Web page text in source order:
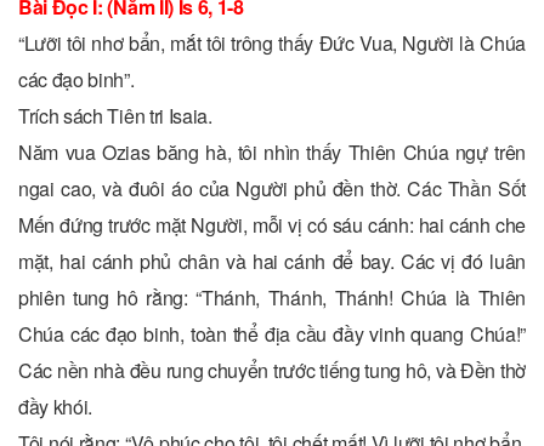
Bài Ðọc I: (Năm II) Is 6, 1-8
“Lưỡi tôi nhơ bẩn, mắt tôi trông thấy Ðức Vua, Người là Chúa
các đạo binh”.
Trích sách Tiên tri Isaia.
Năm vua Ozias băng hà, tôi nhìn thấy Thiên Chúa ngự trên
ngai cao, và đuôi áo của Người phủ đền thờ. Các Thần Sốt
Mến đứng trước mặt Người, mỗi vị có sáu cánh: hai cánh che
mặt, hai cánh phủ chân và hai cánh để bay. Các vị đó luân
phiên tung hô rằng: “Thánh, Thánh, Thánh! Chúa là Thiên
Chúa các đạo binh, toàn thể địa cầu đầy vinh quang Chúa!”
Các nền nhà đều rung chuyển trước tiếng tung hô, và Ðền thờ
đầy khói.